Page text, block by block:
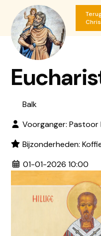
Balk
Voorganger: Pastoor
Bijzonderheden:
01-01-2026 10:00